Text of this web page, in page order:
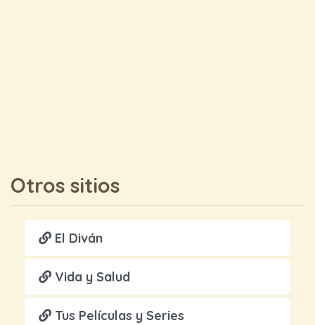
Otros sitios
El Diván
Vida y Salud
Tus Películas y Series